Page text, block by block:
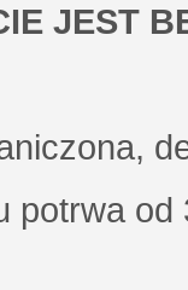
JEST
potrwa